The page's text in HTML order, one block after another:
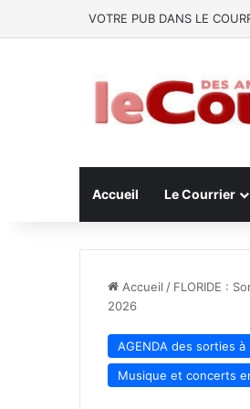
VOTRE PUB DANS LE
Accueil Le Courrier
Accueil / FLORIDE :
2026
AGENDA des sorties
Musique et concerts